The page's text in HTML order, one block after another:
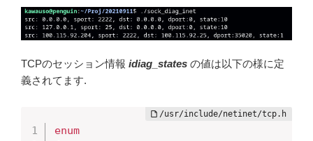
TCPのセッション情報 idiag_states の値は以下の様に定
義されてます.
enum